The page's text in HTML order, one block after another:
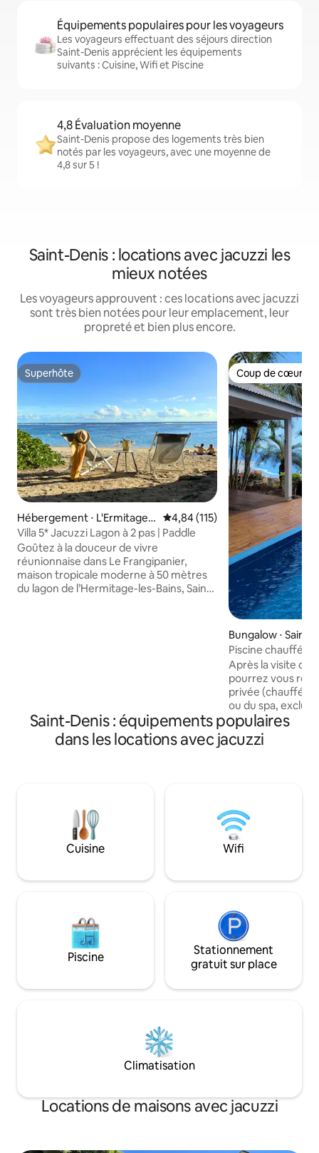
Équipements populaires pour les voyageurs
Les voyageurs effectuant des séjours direction
Saint-Denis apprécient les équipements
suivants : Cuisine, Wifi et Piscine
4,8 Évaluation moyenne
Saint-Denis propose des logements très bien
notés par les voyageurs, avec une moyenne de
4,8 sur 5 !
Saint-Denis : locations avec jacuzzi les
mieux notées
Les voyageurs approuvent : ces locations avec jacuzzi
sont très bien notées pour leur emplacement, leur
propreté et bien plus encore.
Superhôte
Superhôte
Hébergement ⋅ L'Ermitage-
Les-Bains
Évaluation moyenne sur la
4,84 (115)
Villa 5* Jacuzzi Lagon à 2 pas | Paddle
Goûtez à la douceur de vivre
réunionnaise dans Le Frangipanier,
maison tropicale moderne à 50 mètres
du lagon de l’Hermitage-les-Bains, Saint-
explorer l’île !
Coup de cœur
Coup de cœur
Bungalow ⋅ Saint-
Piscine chauffée,
Hibiscus
Après la visite de
pourrez vous
privée (chauffée
ou du spa,
logement. Idéal
nature, le bungalow Hibiscus est à
d'altitude avec
l'ouest de la
est réservé pour
Saint-Denis : équipements populaires
dans les locations avec jacuzzi
Cuisine Wifi
Piscine
Stationnement
gratuit sur place
Climatisation
Locations de maisons avec jacuzzi